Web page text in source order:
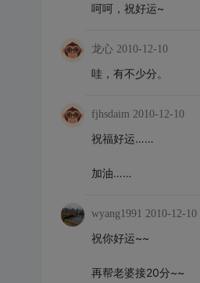
呵呵，祝好运~
龙心 2010-12-10
哇，有不少分。
fjhsdaim 2010-12-10
祝福好运……
加油……
wyang1991 2010-12-10
祝你好运~~
再帮老婆接20分~~